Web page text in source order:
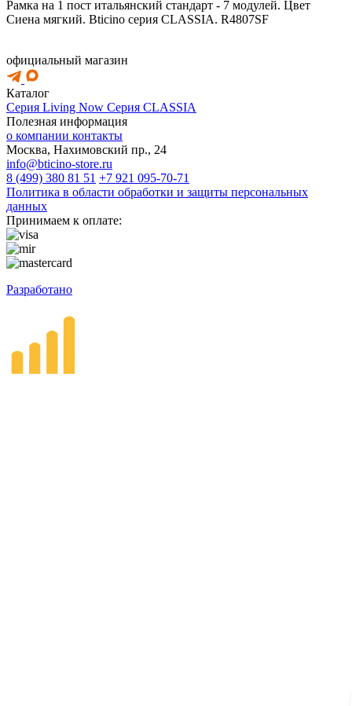
Рамка на 1 пост итальянский стандарт - 7 модулей. Цвет
Сиена мягкий. Bticino серия CLASSIA. R4807SF
официальный магазин
Каталог
Серия Living Now Серия CLASSIA
Полезная информация
о компании контакты
Москва, Нахимовский пр., 24
info@bticino-store.ru
8 (499) 380 81 51 +7 921 095-70-71
Политика в области обработки и защиты персональных
данных
Принимаем к оплате:
Разработано